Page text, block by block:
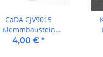
CaDA CJV9015
Klemmbaustein
Verlängerung 25cm
4,00 € *